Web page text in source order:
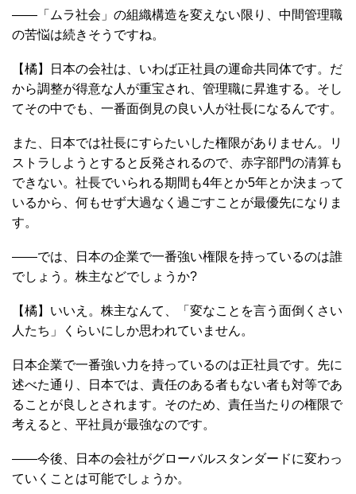
――「ムラ社会」の組織構造を変えない限り、中間管理職
の苦悩は続きそうですね。
【橘】日本の会社は、いわば正社員の運命共同体です。だ
から調整が得意な人が重宝され、管理職に昇進する。そし
てその中でも、一番面倒見の良い人が社長になるんです。
また、日本では社長にすらたいした権限がありません。リ
ストラしようとすると反発されるので、赤字部門の清算も
できない。社長でいられる期間も4年とか5年とか決まって
いるから、何もせず大過なく過ごすことが最優先になりま
す。
――では、日本の企業で一番強い権限を持っているのは誰
でしょう。株主などでしょうか?
【橘】いいえ。株主なんて、「変なことを言う面倒くさい
人たち」くらいにしか思われていません。
日本企業で一番強い力を持っているのは正社員です。先に
述べた通り、日本では、責任のある者もない者も対等であ
ることが良しとされます。そのため、責任当たりの権限で
考えると、平社員が最強なのです。
――今後、日本の会社がグローバルスタンダードに変わっ
ていくことは可能でしょうか。